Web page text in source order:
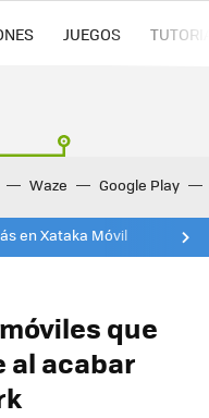
JUEGOS
Waze Google Play
en Xataka Móvil
que
al acabar